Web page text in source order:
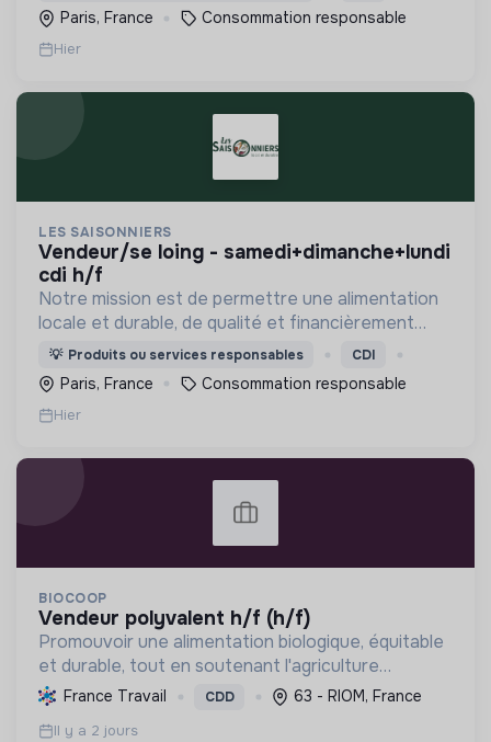
Paris, France Consommation responsable
Hier
LES SAISONNIERS
vendeur/se loing - samedi+dimanche+lundi
cdi h/f
Notre mission est de permettre une alimentation
locale et durable, de qualité et financièrement
abordable.
💡 Produits ou services responsables CDI
Paris, France Consommation responsable
Hier
BIOCOOP
vendeur polyvalent h/f (h/f)
Promouvoir une alimentation biologique, équitable
et durable, tout en soutenant l'agriculture
paysanne, en réduisant les déchets et en agissant
pour une société plus juste et solidaire.
France Travail CDD 63 - RIOM, France
Il y a 2 jours